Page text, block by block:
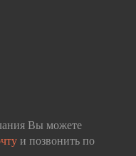
Вы можете
и позвонить по